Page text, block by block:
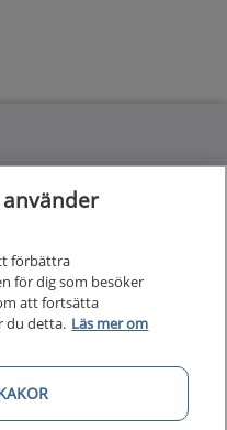
förbättra
för dig som besöker
att fortsätta
du detta. Läs mer om